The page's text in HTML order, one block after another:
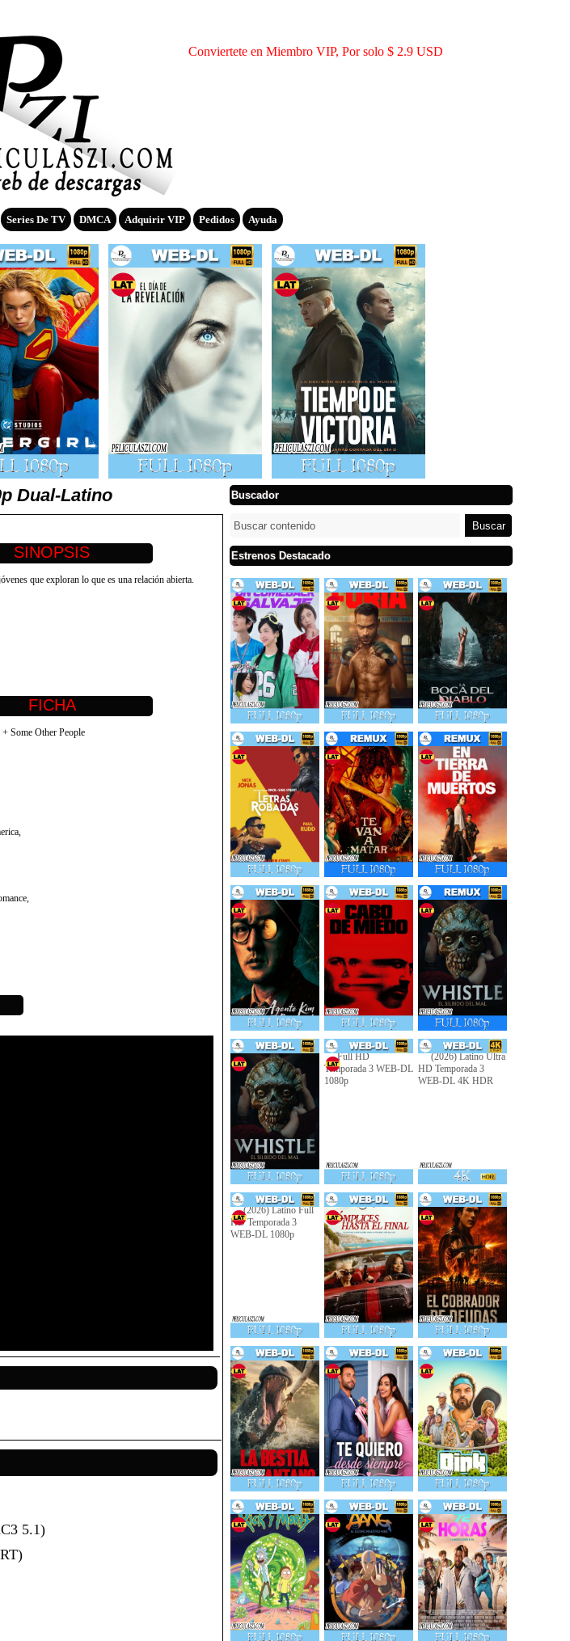
Conviertete en Miembro VIP, Por solo $ 2.9 USD
Series De TV DMCA Adquirir VIP Pedidos Ayuda
Dual-Latino
que exploran lo que es una relación abierta.
Some Other People
5.1)
Buscador
Estrenos Destacado